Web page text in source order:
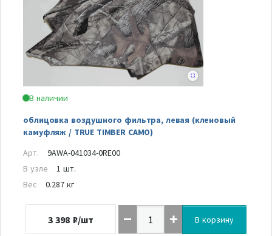
В наличии
облицовка воздушного фильтра, левая (кленовый
камуфляж / TRUE TIMBER CAMO)
Арт.
9AWA-041034-0RE00
В узле
1 шт.
Вес
0.287 кг
3 398 ₽/шт В корзину